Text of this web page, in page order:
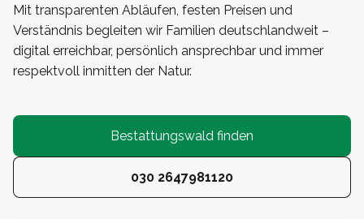
Mit transparenten Abläufen, festen Preisen und
Verständnis begleiten wir Familien deutschlandweit –
digital erreichbar, persönlich ansprechbar und immer
respektvoll inmitten der Natur.
Bestattungswald finden
030 2647981120